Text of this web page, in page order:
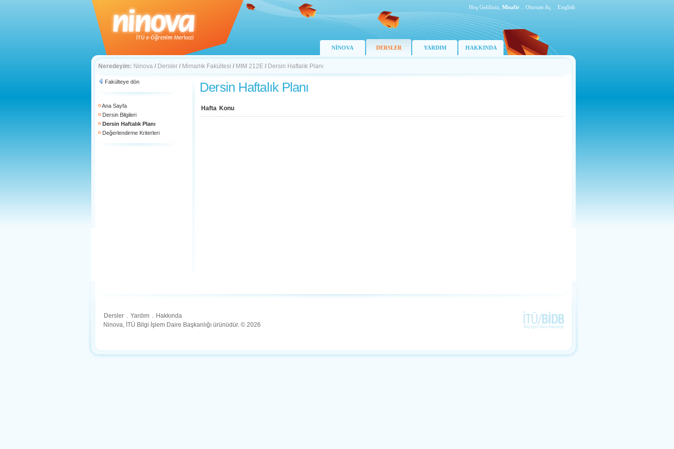
Hoş Geldiniz, Misafir Oturum Aç English
NİNOVA DERSLER YARDIM HAKKINDA
Neredeyim: Ninova / Dersler / Mimarlık Fakültesi / MIM 212E / Dersin Haftalık Planı
Fakülteye dön
Ana Sayfa
Dersin Bilgileri
Dersin Haftalık Planı
Değerlendirme Kriterleri
Dersin Haftalık Planı
Hafta Konu
Dersler . Yardım . Hakkında
Ninova, İTÜ Bilgi İşlem Daire Başkanlığı ürünüdür. © 2026